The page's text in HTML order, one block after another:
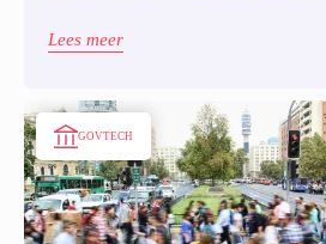
groepen weet te betrekken.
Lees meer
GOVTECH